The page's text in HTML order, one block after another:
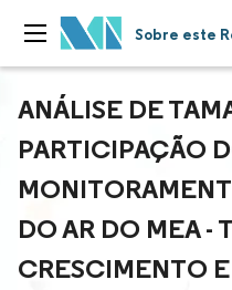
Sobre este
ANÁLISE DE
PARTICIPAÇÃO
DO AR DO MEA -
CRESCIMENTO